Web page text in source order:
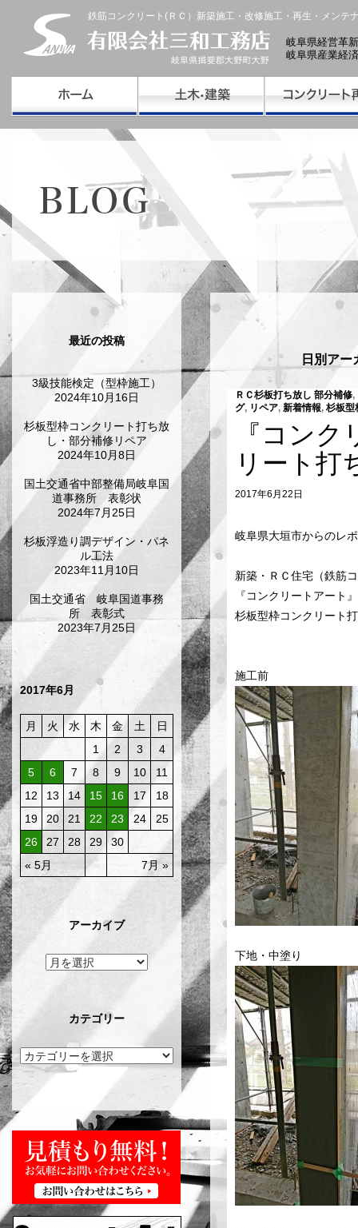
鉄筋コンクリート(ＲＣ）新築施工・改修施工・再生・メンテ
岐阜県経営革
岐阜県産業経
最近の投稿
3級技能検定（型枠施工）
2024年10月16日
杉板型枠コンクリート打ち放
し・部分補修リペア
2024年10月8日
国土交通省中部整備局岐阜国
道事務所 表彰状
2024年7月25日
杉板浮造り調デザイン・パネ
ル工法
2023年11月10日
国土交通省 岐阜国道事務
所 表彰式
2023年7月25日
2017年6月
月 火 水 木 金 土 日
« 5月 7月 »
1 2 3
4
5
6 7 8 9 10
11
12
13 14 15 16 17
18
19
20 21 22 23 24
25
26
27 28 29 30
アーカイブ
カテゴリー
日別ア
ＲＣ杉板打ち放し 部分補修,
グ, リペア, 新着情報, 杉板型
『コン
リート
2017年6月22日
岐阜県大垣市からのレ
新築・ＲＣ住宅（鉄筋
『コンクリートアート
杉板型枠コンクリート
施工前
下地・中塗り